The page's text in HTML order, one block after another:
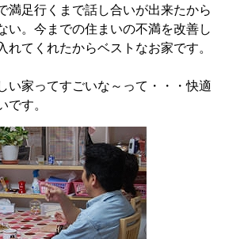
満足行くまで話し合いが出来たから
い。今までの住まいの不満を改善し
れてくれたからベストなお家です。
い家ってすごいな～って・・・快適
です。